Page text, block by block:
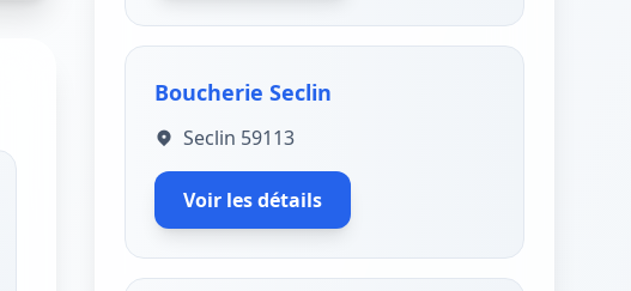
Boucherie Seclin
Seclin 59113
Voir les détails